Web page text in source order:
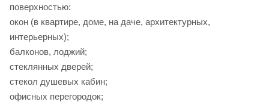
поверхностью:
окон (в квартире, доме, на даче, архитектурных,
интерьерных);
балконов, лоджий;
стеклянных дверей;
стекол душевых кабин;
офисных перегородок;